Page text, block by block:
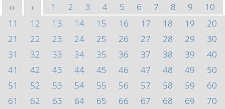
<< < 1 2 3 4 5 6 7 8 9
10
11
12 13 14 15 16 17 18 19
20
21
22 23 24 25 26 27 28 29
30
31
32 33 34 35 36 37 38 39
40
41
42 43 44 45 46 47 48 49
50
51
52 53 54 55 56 57 58 59
60
61
62 63 64 65 66 67 68 69
70